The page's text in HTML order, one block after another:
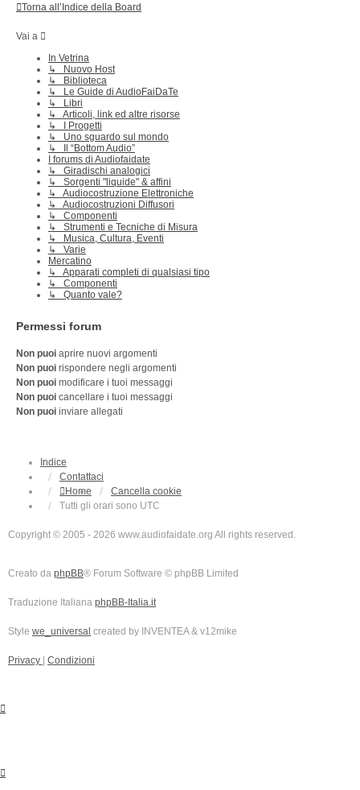
Torna all’Indice della Board
Vai a
In Vetrina
↳ Nuovo Host
↳ Biblioteca
↳ Le Guide di AudioFaiDaTe
↳ Libri
↳ Articoli, link ed altre risorse
↳ I Progetti
↳ Uno sguardo sul mondo
↳ Il “Bottom Audio”
I forums di Audiofaidate
↳ Giradischi analogici
↳ Sorgenti "liquide" & affini
↳ Audiocostruzione Elettroniche
↳ Audiocostruzioni Diffusori
↳ Componenti
↳ Strumenti e Tecniche di Misura
↳ Musica, Cultura, Eventi
↳ Varie
Mercatino
↳ Apparati completi di qualsiasi tipo
↳ Componenti
↳ Quanto vale?
Permessi forum
Non puoi aprire nuovi argomenti
Non puoi rispondere negli argomenti
Non puoi modificare i tuoi messaggi
Non puoi cancellare i tuoi messaggi
Non puoi inviare allegati
Indice
Contattaci
Home
Cancella cookie
Tutti gli orari sono UTC
Copyright © 2005 - 2026 www.audiofaidate.org All rights reserved.
Creato da phpBB® Forum Software © phpBB Limited
Traduzione Italiana phpBB-Italia.it
Style we_universal created by INVENTEA & v12mike
Privacy | Condizioni